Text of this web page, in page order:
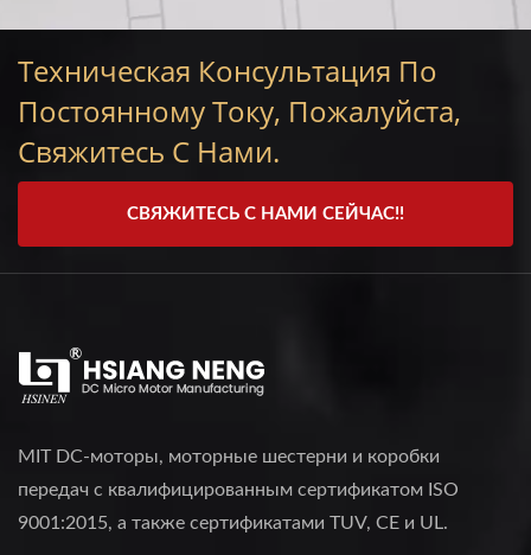
Техническая Консультация По
Постоянному Току, Пожалуйста,
Свяжитесь С Нами.
СВЯЖИТЕСЬ С НАМИ СЕЙЧАС!!
MIT DC-моторы, моторные шестерни и коробки
передач с квалифицированным сертификатом ISO
9001:2015, а также сертификатами TUV, CE и UL.